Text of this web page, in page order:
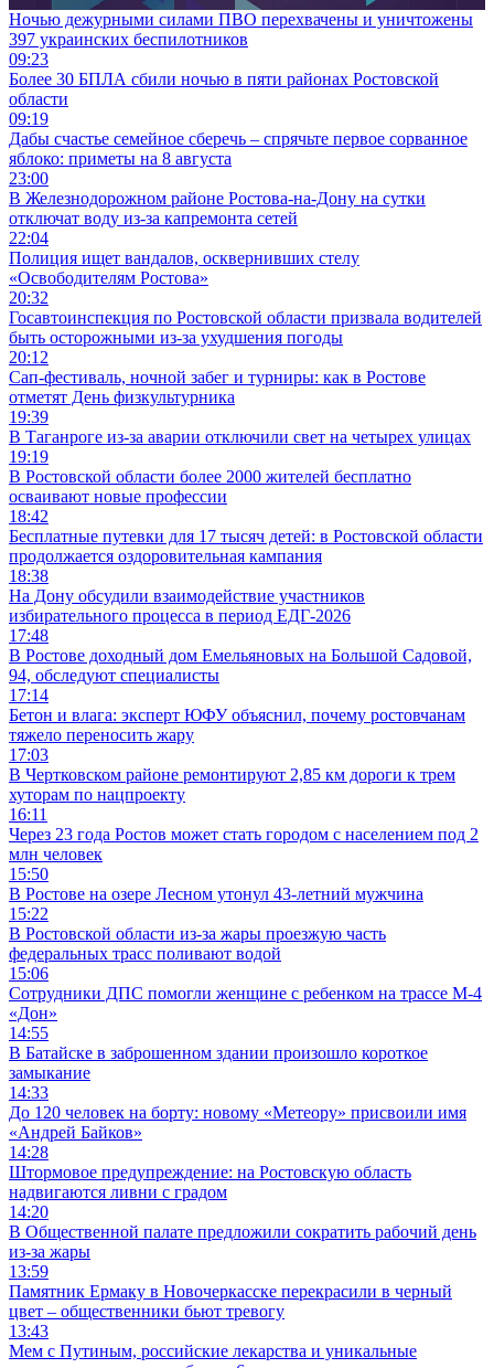
Ночью дежурными силами ПВО перехвачены и уничтожены
397 украинских беспилотников
09:23
Более 30 БПЛА сбили ночью в пяти районах Ростовской
области
09:19
Дабы счастье семейное сберечь – спрячьте первое сорванное
яблоко: приметы на 8 августа
23:00
В Железнодорожном районе Ростова-на-Дону на сутки
отключат воду из-за капремонта сетей
22:04
Полиция ищет вандалов, осквернивших стелу
«Освободителям Ростова»
20:32
Госавтоинспекция по Ростовской области призвала водителей
быть осторожными из-за ухудшения погоды
20:12
Сап-фестиваль, ночной забег и турниры: как в Ростове
отметят День физкультурника
19:39
В Таганроге из-за аварии отключили свет на четырех улицах
19:19
В Ростовской области более 2000 жителей бесплатно
осваивают новые профессии
18:42
Бесплатные путевки для 17 тысяч детей: в Ростовской области
продолжается оздоровительная кампания
18:38
На Дону обсудили взаимодействие участников
избирательного процесса в период ЕДГ-2026
17:48
В Ростове доходный дом Емельяновых на Большой Садовой,
94, обследуют специалисты
17:14
Бетон и влага: эксперт ЮФУ объяснил, почему ростовчанам
тяжело переносить жару
17:03
В Чертковском районе ремонтируют 2,85 км дороги к трем
хуторам по нацпроекту
16:11
Через 23 года Ростов может стать городом с населением под 2
млн человек
15:50
В Ростове на озере Лесном утонул 43-летний мужчина
15:22
В Ростовской области из-за жары проезжую часть
федеральных трасс поливают водой
15:06
Сотрудники ДПС помогли женщине с ребенком на трассе М-4
«Дон»
14:55
В Батайске в заброшенном здании произошло короткое
замыкание
14:33
До 120 человек на борту: новому «Метеору» присвоили имя
«Андрей Байков»
14:28
Штормовое предупреждение: на Ростовскую область
надвигаются ливни с градом
14:20
В Общественной палате предложили сократить рабочий день
из-за жары
13:59
Памятник Ермаку в Новочеркасске перекрасили в черный
цвет – общественники бьют тревогу
13:43
Мем с Путиным, российские лекарства и уникальные